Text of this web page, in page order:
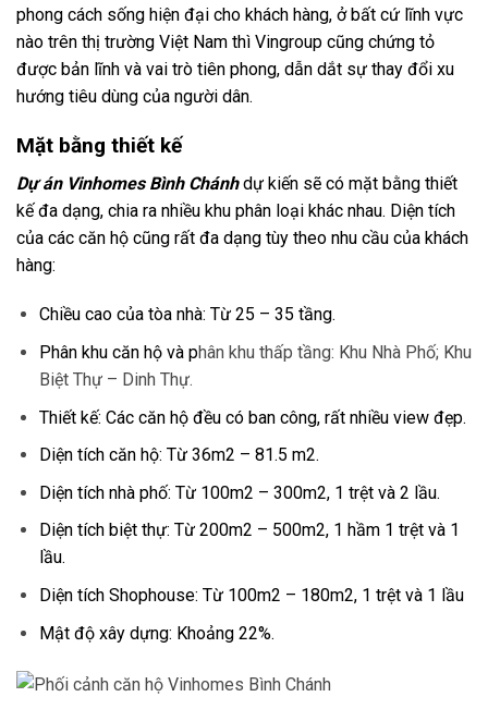
phong cách sống hiện đại cho khách hàng, ở bất cứ lĩnh vực
nào trên thị trường Việt Nam thì Vingroup cũng chứng tỏ
được bản lĩnh và vai trò tiên phong, dẫn dắt sự thay đổi xu
hướng tiêu dùng của người dân.
Mặt bằng thiết kế
Dự án Vinhomes Bình Chánhdự kiến sẽ có mặt bằng thiết
kế đa dạng, chia ra nhiều khu phân loại khác nhau. Diện tích
của các căn hộ cũng rất đa dạng tùy theo nhu cầu của khách
hàng:
Chiều cao của tòa nhà: Từ 25 – 35 tầng.
Phân khu căn hộ và phân khu thấp tầng: Khu Nhà Phố; Khu
Biệt Thự – Dinh Thự.
Thiết kế: Các căn hộ đều có ban công, rất nhiều view đẹp.
Diện tích căn hộ: Từ 36m2 – 81.5 m2.
Diện tích nhà phố: Từ 100m2 – 300m2, 1 trệt và 2 lầu.
Diện tích biệt thự: Từ 200m2 – 500m2, 1 hầm 1 trệt và 1
lầu.
Diện tích Shophouse: Từ 100m2 – 180m2, 1 trệt và 1 lầu
Mật độ xây dựng: Khoảng 22%.